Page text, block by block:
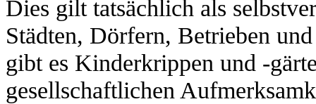
Dies gilt tatsächlich als
Städten, Dörfern, Betrieben
gibt es Kinderkrippen und -
gesellschaftlichen